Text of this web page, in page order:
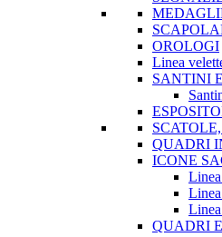
OROLOGI
Linea
SANTINI
QUADRI
ICONE
QUADRI